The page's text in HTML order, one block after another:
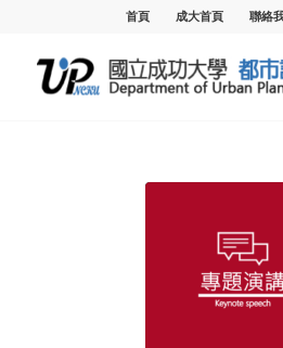
首頁 成大首頁 聯絡